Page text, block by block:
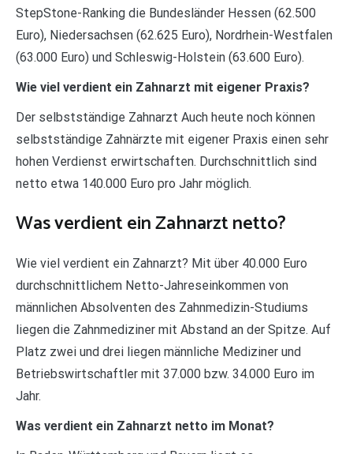
StepStone-Ranking die Bundesländer Hessen (62.500
Euro), Niedersachsen (62.625 Euro), Nordrhein-Westfalen
(63.000 Euro) und Schleswig-Holstein (63.600 Euro).
Wie viel verdient ein Zahnarzt mit eigener Praxis?
Der selbstständige Zahnarzt Auch heute noch können
selbstständige Zahnärzte mit eigener Praxis einen sehr
hohen Verdienst erwirtschaften. Durchschnittlich sind
netto etwa 140.000 Euro pro Jahr möglich.
Was verdient ein Zahnarzt netto?
Wie viel verdient ein Zahnarzt? Mit über 40.000 Euro
durchschnittlichem Netto-Jahreseinkommen von
männlichen Absolventen des Zahnmedizin-Studiums
liegen die Zahnmediziner mit Abstand an der Spitze. Auf
Platz zwei und drei liegen männliche Mediziner und
Betriebswirtschaftler mit 37.000 bzw. 34.000 Euro im
Jahr.
Was verdient ein Zahnarzt netto im Monat?